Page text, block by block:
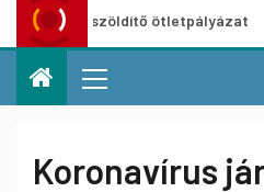
ötletpályázat
Koronavírus